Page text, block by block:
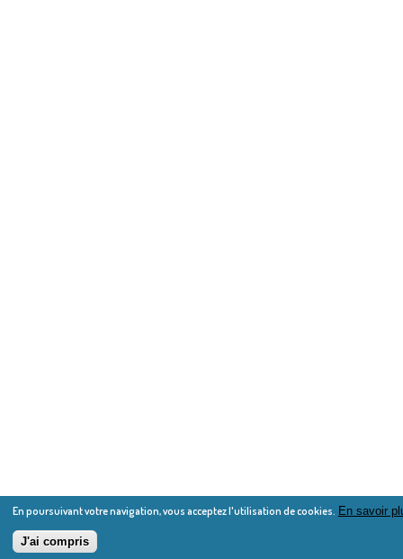
En poursuivant votre navigation, vous acceptez l'utilisation de cookies. En savoir
J'ai compris